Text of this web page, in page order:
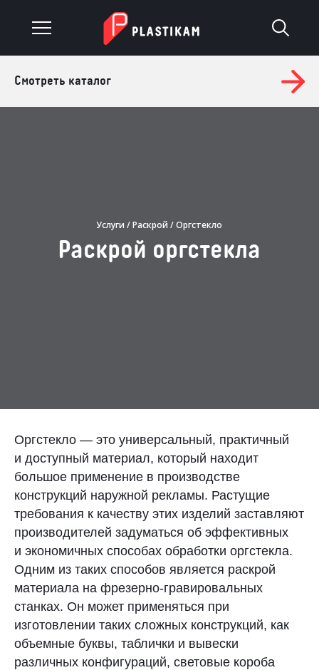
УФА
8 (800) 333-72-11
sale@plastikam.ru
Смотреть каталог
Услуги /Раскрой / Оргстекло
Раскрой оргстекла
Оргстекло — это универсальный, практичный
и доступный материал, который находит
большое применение в производстве
конструкций наружной рекламы. Растущие
требования к качеству этих изделий заставляют
производителей задуматься об эффективных
и экономичных способах обработки оргстекла.
Одним из таких способов является раскрой
материала на фрезерно-гравировальных
станках. Он может применяться при
изготовлении таких сложных конструкций, как
объемные буквы, таблички и вывески
различных конфигураций, световые короба